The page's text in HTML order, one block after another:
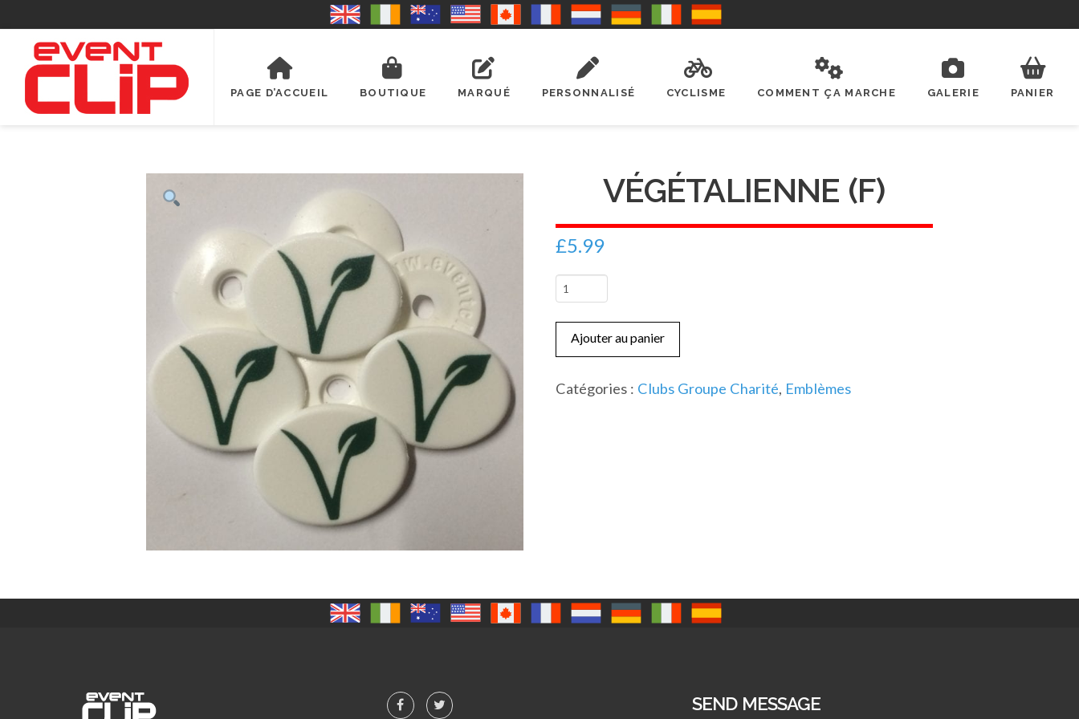
PAGE D’ACCUEIL BOUTIQUE MARQUÉ PERSONNALISÉ CYCLISME COMMENT ÇA MARCHE GALERIE PANIER
VÉGÉTALIENNE (F)
£5.99
quantité
Végétalienne
(F)
Ajouter au panier
Catégories : Clubs Groupe Charité, Emblèmes
SEND MESSAGE